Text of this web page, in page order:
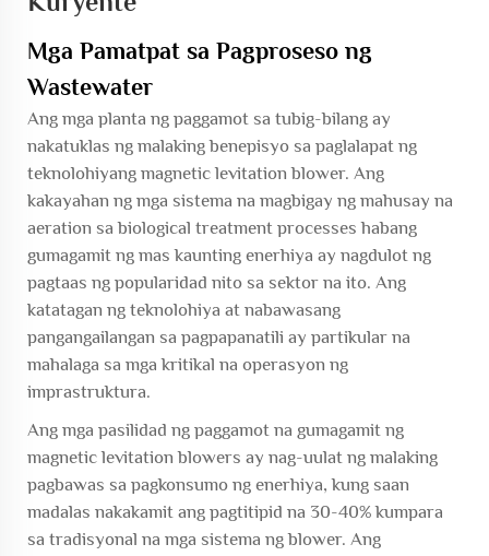
Mga Pamatpat sa Pagproseso ng
Wastewater
Ang mga planta ng paggamot sa tubig-bilang ay
nakatuklas ng malaking benepisyo sa paglalapat ng
teknolohiyang magnetic levitation blower. Ang
kakayahan ng mga sistema na magbigay ng mahusay na
aeration sa biological treatment processes habang
gumagamit ng mas kaunting enerhiya ay nagdulot ng
pagtaas ng popularidad nito sa sektor na ito. Ang
katatagan ng teknolohiya at nabawasang
pangangailangan sa pagpapanatili ay partikular na
mahalaga sa mga kritikal na operasyon ng
imprastruktura.
Ang mga pasilidad ng paggamot na gumagamit ng
magnetic levitation blowers ay nag-uulat ng malaking
pagbawas sa pagkonsumo ng enerhiya, kung saan
madalas nakakamit ang pagtitipid na 30-40% kumpara
sa tradisyonal na mga sistema ng blower. Ang